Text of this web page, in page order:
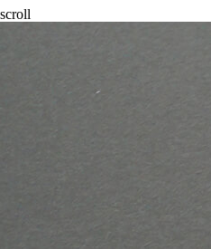
scroll